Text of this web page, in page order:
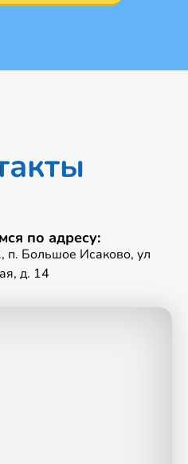
по адресу:
п. Большое Исаково, ул
д. 14